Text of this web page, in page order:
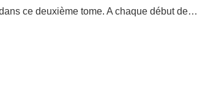
ce deuxième tome. A chaque début de…